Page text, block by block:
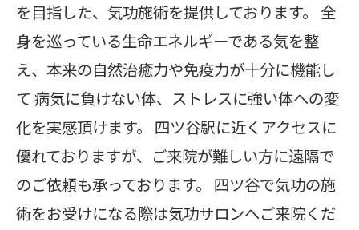
を目指した、気功施術を提供しております。 全
身を巡っている生命エネルギーである気を整
え、本来の自然治癒力や免疫力が十分に機能し
て 病気に負けない体、ストレスに強い体への変
化を実感頂けます。 四ツ谷駅に近くアクセスに
優れておりますが、ご来院が難しい方に遠隔で
のご依頼も承っております。 四ツ谷で気功の施
術をお受けになる際は気功サロンへご来院くだ